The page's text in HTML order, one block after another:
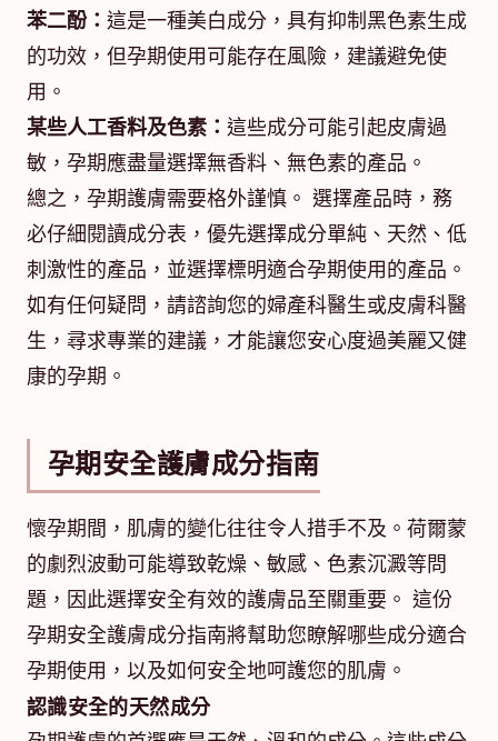
苯二酚： 這是一種美白成分，具有抑制黑色素生成
的功效，但孕期使用可能存在風險，建議避免使
用。
某些人工香料及色素： 這些成分可能引起皮膚過
敏，孕期應盡量選擇無香料、無色素的產品。
總之，孕期護膚需要格外謹慎。 選擇產品時，務
必仔細閱讀成分表，優先選擇成分單純、天然、低
刺激性的產品，並選擇標明適合孕期使用的產品。
如有任何疑問，請諮詢您的婦產科醫生或皮膚科醫
生，尋求專業的建議，才能讓您安心度過美麗又健
康的孕期。
孕期安全護膚成分指南
懷孕期間，肌膚的變化往往令人措手不及。荷爾蒙
的劇烈波動可能導致乾燥、敏感、色素沉澱等問
題，因此選擇安全有效的護膚品至關重要。 這份
孕期安全護膚成分指南將幫助您瞭解哪些成分適合
孕期使用，以及如何安全地呵護您的肌膚。
認識安全的天然成分